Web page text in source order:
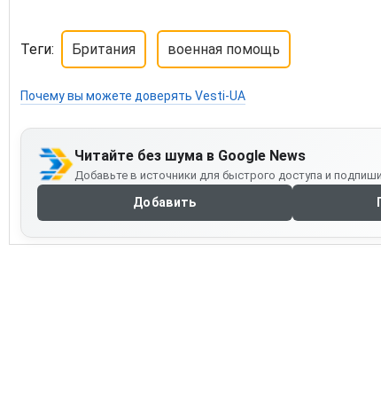
Теги: Британия военная помощь
Почему вы можете доверять Vesti-UA
Читайте без шума в Google News
Добавьте в источники для быстрого доступа и
Добавить